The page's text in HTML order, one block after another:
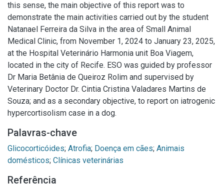
this sense, the main objective of this report was to
demonstrate the main activities carried out by the student
Natanael Ferreira da Silva in the area of Small Animal
Medical Clinic, from November 1, 2024 to January 23, 2025,
at the Hospital Veterinário Harmonia unit Boa Viagem,
located in the city of Recife. ESO was guided by professor
Dr Maria Betânia de Queiroz Rolim and supervised by
Veterinary Doctor Dr. Cintia Cristina Valadares Martins de
Souza; and as a secondary objective, to report on iatrogenic
hypercortisolism case in a dog.
Palavras-chave
Glicocorticóides; Atrofia; Doença em cães; Animais
domésticos; Clínicas veterinárias
Referência